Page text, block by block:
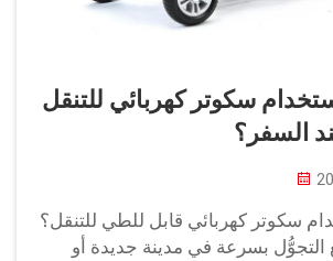
سكوتر كهربائي للتنقل
السفر؟
سكوتر كهربائي قابل للطي للتنقل؟
بسرعة في مدينة جديدة أو